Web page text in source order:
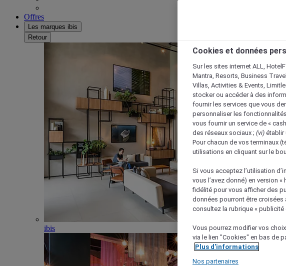
Offres
Les marques ibis
Retour
ibis
Cookies et données
Sur les sites internet ALL,
Mantra, Resorts, Business
Villas, Activities & Events,
stocker ou accéder à des
fournir les services que vous
personnaliser les
vous fournir un service de «
des réseaux sociaux ; (vi) établir
Pour chacun de vos terminaux
utilisations en cliquant sur le
Si vous acceptez l’utilisation
vous l’avez donné) en version
fidélité pour vous afficher des
données pourront être croisées
consultez la rubrique « publicité
Vous pourrez modifier vos
via le lien "Cookies" en bas de
Plus d'informations
Nos partenaires